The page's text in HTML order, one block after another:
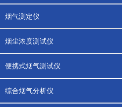
烟气测定仪
烟尘浓度测试仪
便携式烟气测试仪
综合烟气分析仪